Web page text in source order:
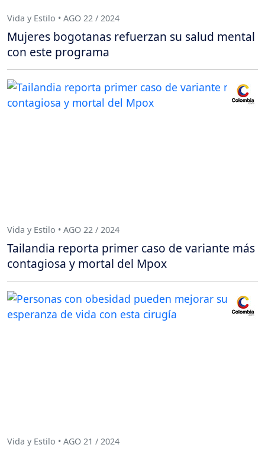
Vida y Estilo • AGO 22 / 2024
Mujeres bogotanas refuerzan su salud mental
con este programa
Vida y Estilo • AGO 22 / 2024
Tailandia reporta primer caso de variante más
contagiosa y mortal del Mpox
Vida y Estilo • AGO 21 / 2024